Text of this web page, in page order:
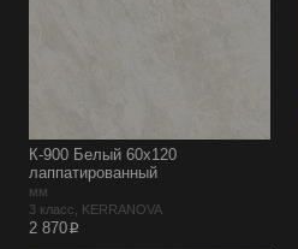
К-900 Белый 60х120
лаппатированный
мм
3 класс, KERRANOVA
2 870p